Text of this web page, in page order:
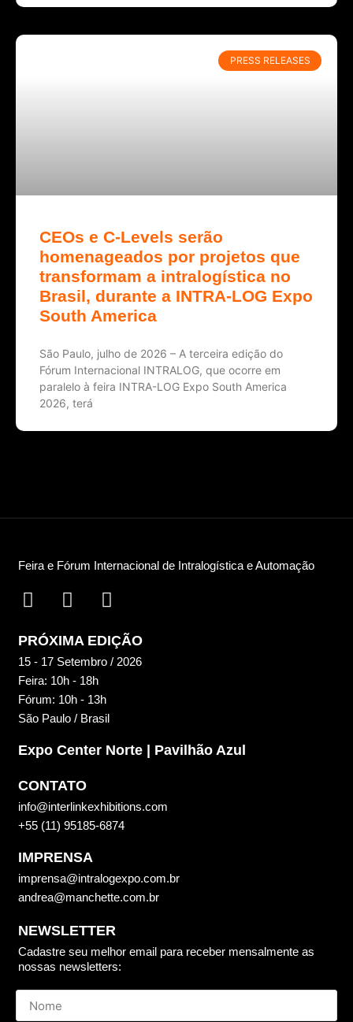
PRESS RELEASES
CEOs e C-Levels serão
homenageados por projetos que
transformam a intralogística no
Brasil, durante a INTRA-LOG Expo
South America
São Paulo, julho de 2026 – A terceira edição do
Fórum Internacional INTRALOG, que ocorre em
paralelo à feira INTRA-LOG Expo South America
2026, terá
Feira e Fórum Internacional de Intralogística e Automação
PRÓXIMA EDIÇÃO
15 - 17 Setembro / 2026
Feira: 10h - 18h
Fórum: 10h - 13h
São Paulo / Brasil
Expo Center Norte | Pavilhão Azul
CONTATO
info@interlinkexhibitions.com
+55 (11) 95185-6874
IMPRENSA
imprensa@intralogexpo.com.br
andrea@manchette.com.br
NEWSLETTER
Cadastre seu melhor email para receber mensalmente as
nossas newsletters: